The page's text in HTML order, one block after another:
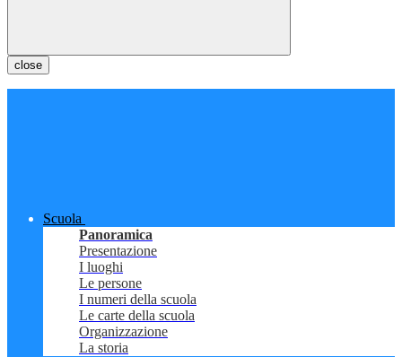
close
Scuola
Panoramica
Presentazione
I luoghi
Le persone
I numeri della scuola
Le carte della scuola
Organizzazione
La storia